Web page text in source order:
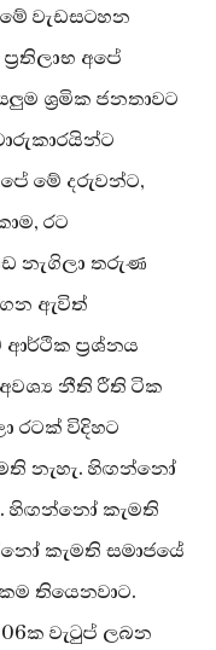
වැඩසටහන
අපේ
ශ්‍රමික ජනතාවට
මේ දරුවන්ට,
රට
නැගිලා තරුණ
ඇවිත්
ආර්ථික ප්‍රශ්නය
නීති රීති ටික
රටක් විදිහට
නැහැ. හිඟන්නෝ
හිඟන්නෝ කැමති
කැමති සමාජයේ
තියෙනවාට.
වැටුප් ලබන